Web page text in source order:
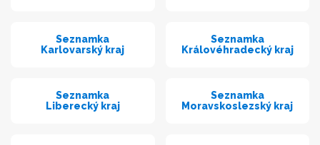
Seznamka
Karlovarský kraj
Seznamka
Královéhradecký kraj
Seznamka
Liberecký kraj
Seznamka
Moravskoslezský kraj